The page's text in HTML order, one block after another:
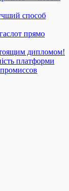
способ
прямо
дипломом!
платформи